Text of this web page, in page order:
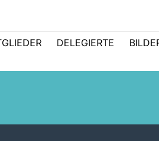
DELEGIERTE